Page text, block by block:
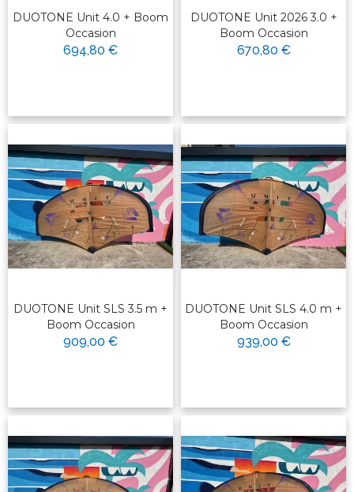
DUOTONE Unit 4.0 + Boom
Occasion
694,80 €
DUOTONE Unit 2026 3.0 +
Boom Occasion
670,80 €
DUOTONE Unit SLS 3.5 m +
Boom Occasion
909,00 €
DUOTONE Unit SLS 4.0 m +
Boom Occasion
939,00 €